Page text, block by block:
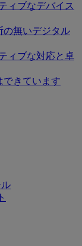
ィブなデバイス
の無いデジタル
ィブな対応と卓
できています